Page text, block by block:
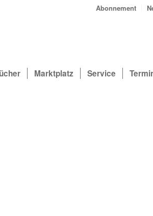
Abonnement
Marktplatz Service